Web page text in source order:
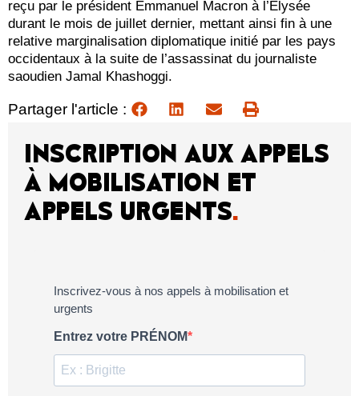
reçu par le président Emmanuel Macron à l’Elysée
durant le mois de juillet dernier, mettant ainsi fin à une
relative marginalisation diplomatique initié par les pays
occidentaux à la suite de l’assassinat du journaliste
saoudien Jamal Khashoggi.
Partager l'article :
INSCRIPTION AUX APPELS
À MOBILISATION ET
APPELS URGENTS.
Inscrivez-vous à nos appels à mobilisation et
urgents
Entrez votre PRÉNOM